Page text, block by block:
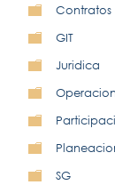
Contratos
GIT
Juridica
SG